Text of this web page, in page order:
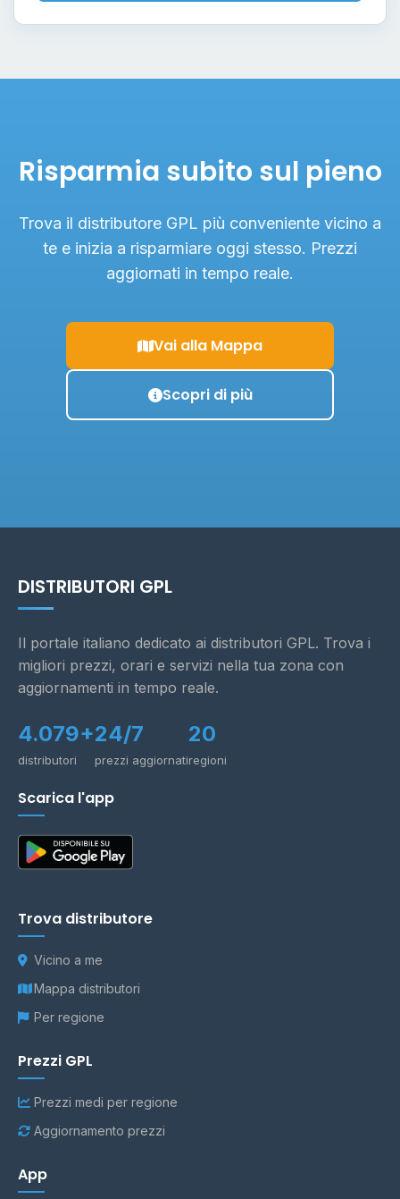
Risparmia subito sul pieno
Trova il distributore GPL più conveniente vicino a
te e inizia a risparmiare oggi stesso. Prezzi
aggiornati in tempo reale.
Vai alla Mappa
Scopri di più
DISTRIBUTORI GPL
Il portale italiano dedicato ai distributori GPL. Trova i
migliori prezzi, orari e servizi nella tua zona con
aggiornamenti in tempo reale.
4.079+
distributori
24/7
prezzi aggiornati
20
regioni
Scarica l'app
Trova distributore
Vicino a me
Mappa distributori
Per regione
Prezzi GPL
Prezzi medi per regione
Aggiornamento prezzi
App